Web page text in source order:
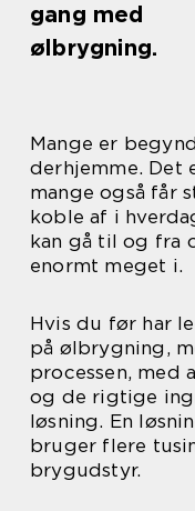
gang med
ølbrygning.
Mange er
derhjemme. Det
mange også får
koble af i
kan gå til og fra
enormt meget i.
Hvis du før har
på ølbrygning,
processen,
og de rigtige
løsning. En
bruger flere
brygudstyr.